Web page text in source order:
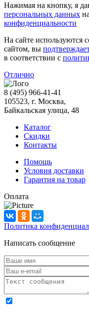
Нажимая на кнопку, я
персональных данных
конфиденциальности
На сайте используются
сайтом, вы
в соответствии с
Отлично
8 (495) 966-41-41
105523, г. Москва,
Байкальская улица, 48
Каталог
Скидки
Контакты
Помощь
Условия доставки
Гарантия на товар
Оплата
Политика
Написать сообщение